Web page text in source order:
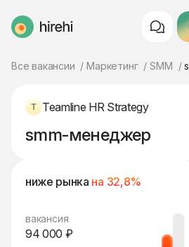
HireHi
Все вакансии Маркетинг SMM
Teamline HR Strategy
smm-менеджер
ниже рынка на 32,8%
вакансия
94 000 ₽